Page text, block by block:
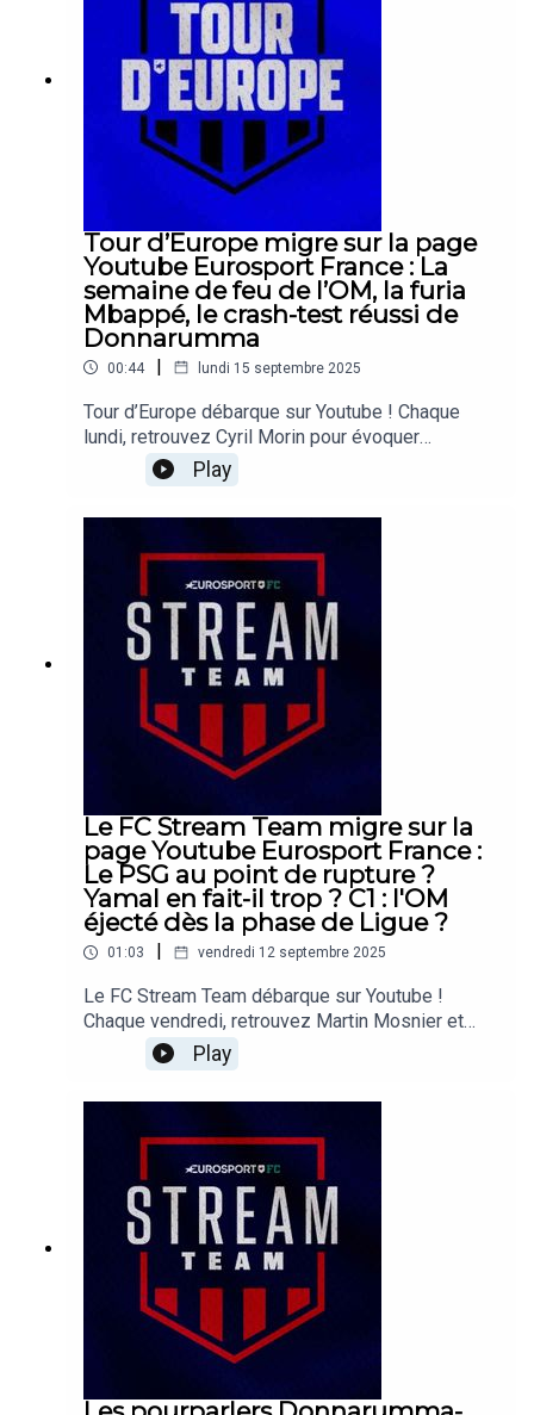
Présentation : Maxime Dupuis et Martin Mosnier
Graphisme et quiz : Quentin Guichard (
Réalisation : Hadrien Hiault
Tour d’Europe migre sur la page
Youtube Eurosport France : La
semaine de feu de l’OM, la furia
Mbappé, le crash-test réussi de
Donnarumma
00:44 | lundi 15 septembre 2025
Tour d’Europe débarque sur Youtube ! Chaque
lundi, retrouvez Cyril Morin pour évoquer
l'actualité du football européen. Autour de nos
spécialistes, ils débattent des sujets du week-
end et se projettent sur la Ligue des
sur la page Youtube Eurosport France :
https://www.youtube.com/@EurosportFrance A
bientôt !
Play
Le FC Stream Team migre sur la
page Youtube Eurosport France :
Le PSG au point de rupture ?
Yamal en fait-il trop ? C1 : l'OM
éjecté dès la phase de Ligue ?
01:03 | vendredi 12 septembre 2025
Le FC Stream Team débarque sur Youtube !
Chaque vendredi, retrouvez Martin Mosnier et
Maxime Dupuis pour évoquer l'actualité du
football. Ligue 1, Ligue des champions,
championnats étrangers, nos journalistes
Retrouvez désormais nos journalistes sur la page
Youtube Eurosport France :
https://www.youtube.com/watch?v=Keol-
Yd1dDc&t=221sA bientôt !
Play